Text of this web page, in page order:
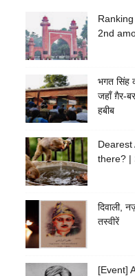
2nd
भगत सिंह
जहाँ ग़ैर-
हबीब
Dearest
there? |
दिवाली,
तस्वीरें
[Event]